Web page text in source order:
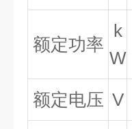
额定功率
k
W
额定电压 V